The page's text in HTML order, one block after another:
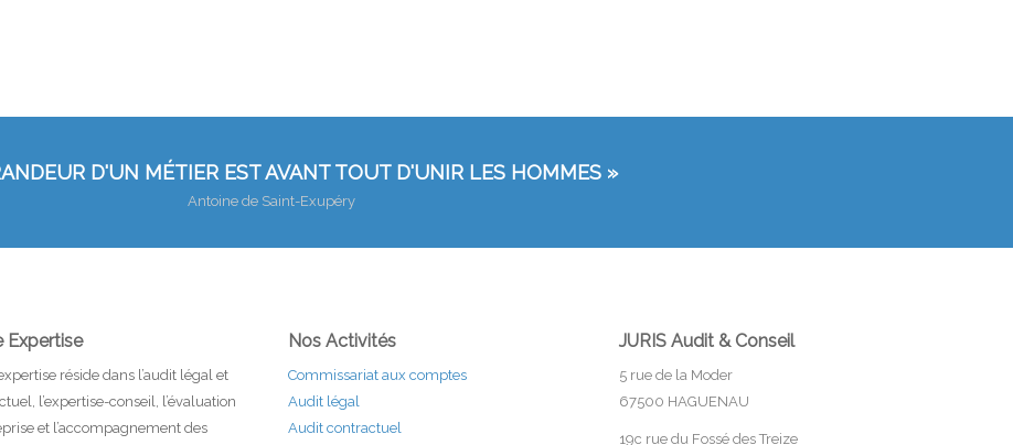
D'UN MÉTIER EST AVANT TOUT D'UNIR LES HOMMES »
Antoine de Saint-Exupéry
Expertise
réside dans l’audit légal et
l’expertise-conseil, l’évaluation
et l’accompagnement des
Nos Activités
Commissariat aux comptes
Audit légal
Audit contractuel
JURIS Audit & Conseil
5 rue de la Moder
67500 HAGUENAU
19c rue du Fossé des Treize